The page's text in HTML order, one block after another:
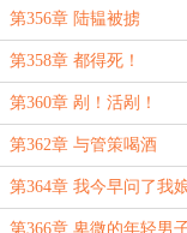
第356章 陆韫被掳
第358章 都得死！
第360章 剐！活剐！
第362章 与管策喝酒
第364章 我今早问了我
第366章 卑微的年轻男